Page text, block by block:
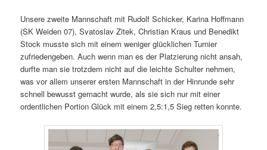
Unsere zweite Mannschaft mit Rudolf Schicker, Karina Hoffmann
(SK Weiden 07), Svatoslav Zitek, Christian Kraus und Benedikt
Stock musste sich mit einem weniger glücklichen Turnier
zufriedengeben. Auch wenn man es der Platzierung nicht ansah,
durfte man sie trotzdem nicht auf die leichte Schulter nehmen,
was vor allem unserer ersten Mannschaft in der Hinrunde sehr
schnell bewusst gemacht wurde, als sie sich nur mit einer
ordentlichen Portion Glück mit einem 2,5:1,5 Sieg retten konnte.